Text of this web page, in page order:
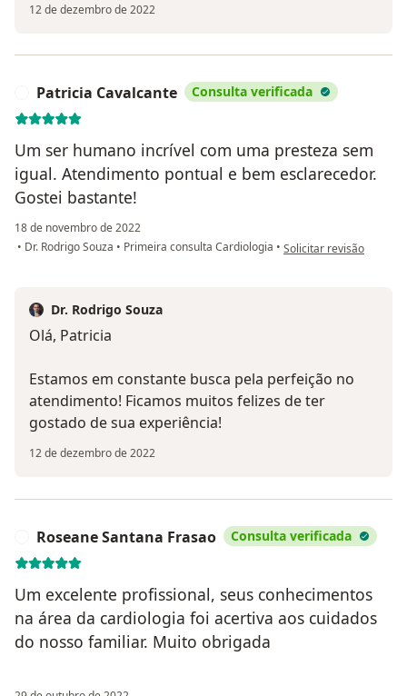
12 de dezembro de 2022
Patricia Cavalcante Consulta verificada
Um ser humano incrível com uma presteza sem
igual. Atendimento pontual e bem esclarecedor.
Gostei bastante!
18 de novembro de 2022
• Dr. Rodrigo Souza • Primeira consulta Cardiologia • na opinião do utilizador
Solicitar revisão
Dr. Rodrigo Souza
Olá, Patricia
Estamos em constante busca pela perfeição no
atendimento! Ficamos muitos felizes de ter
gostado de sua experiência!
12 de dezembro de 2022
Roseane Santana Frasao Consulta verificada
Um excelente profissional, seus conhecimentos
na área da cardiologia foi acertiva aos cuidados
do nosso familiar. Muito obrigada